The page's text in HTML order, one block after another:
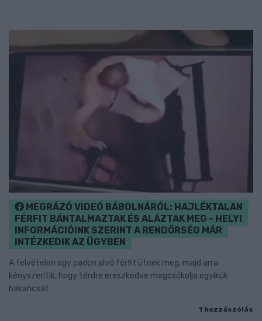
MEGRÁZÓ VIDEÓ BÁBOLNÁRÓL: HAJLÉKTALAN
FÉRFIT BÁNTALMAZTAK ÉS ALÁZTAK MEG - HELYI
INFORMÁCIÓINK SZERINT A RENDŐRSÉG MÁR
INTÉZKEDIK AZ ÜGYBEN
A felvételen egy padon alvó férfit ütnek meg, majd arra
kényszerítik, hogy térdre ereszkedve megcsókolja egyikük
bakancsát.
1 hozzászólás